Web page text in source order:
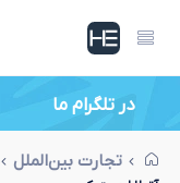
در تلگرام ما
تجارت بین‌الملل